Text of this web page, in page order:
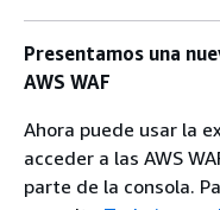
Presentamos una
AWS WAF
Ahora puede usar la
acceder a las AWS
parte de la consola.